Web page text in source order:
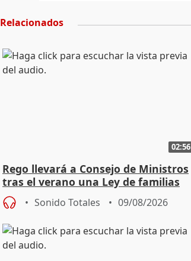
Relacionados
02:56
Rego llevará a Consejo de Ministros
tras el verano una Ley de familias
acogedoras
Sonido Totales 09/08/2026